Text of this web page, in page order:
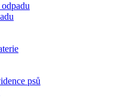
psů